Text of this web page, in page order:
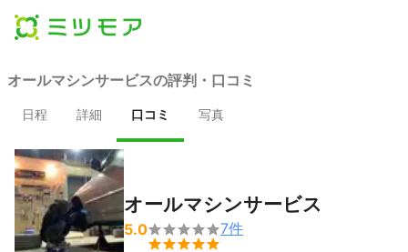
オールマシンサービスの評判・口コミ
日程 詳細 口コミ 写真
オールマシンサービス
5.0

7件